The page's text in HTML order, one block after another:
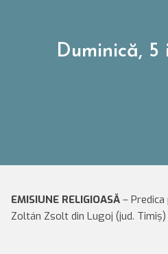
Duminică,
EMISIUNE RELIGIOASĂ –
Zoltán Zsolt din Lugoj (jud. Timiș)